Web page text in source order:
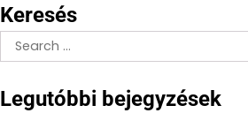
Keresés
Search
for:
Legutóbbi bejegyzések